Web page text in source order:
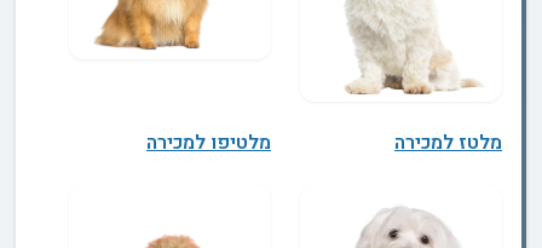
מלטז למכירה מלטיפו למכירה